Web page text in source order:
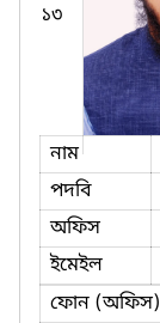
১৩
নাম
পদবি
অফিস
ইমেইল
ফোন (অফিস)